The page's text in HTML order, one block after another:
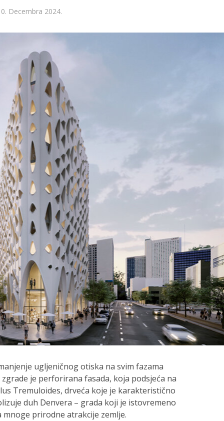
Decembra 2024.
ugljeničnog otiska na svim fazama
je perforirana fasada, koja podsjeća na
Tremuloides, drveća koje je karakteristično
duh Denvera – grada koji je istovremeno
prirodne atrakcije zemlje.